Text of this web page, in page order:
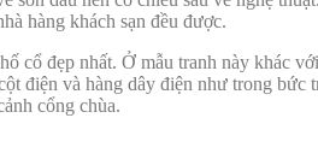
hàng khách sạn đều được.
cổ đẹp nhất. Ở mẫu tranh này khác
điện và hàng dây điện như trong bức
cổng chùa.